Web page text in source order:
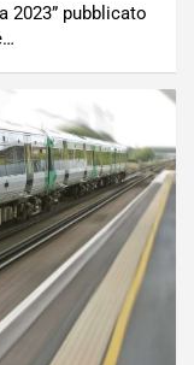
2023” pubblicato